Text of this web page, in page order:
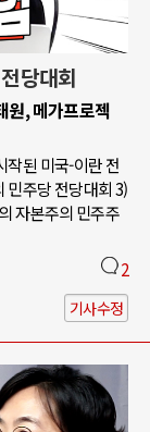
당대회
원, 메가프로젝
작된 미국-이란 전
민주당 전당대회 3)
자본주의 민주주
2
기사수정